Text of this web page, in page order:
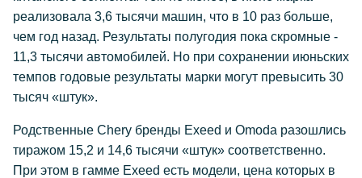
реализовала 3,6 тысячи машин, что в 10 раз больше,
чем год назад. Результаты полугодия пока скромные -
11,3 тысячи автомобилей. Но при сохранении июньских
темпов годовые результаты марки могут превысить 30
тысяч «штук».
Родственные Chery бренды Exeed и Omoda разошлись
тиражом 15,2 и 14,6 тысячи «штук» соответственно.
При этом в гамме Exeed есть модели, цена которых в